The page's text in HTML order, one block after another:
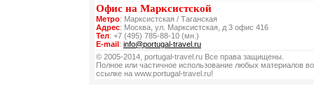
Офис на Марксистской
Метро: Марксистская / Таганская
Адрес: Москва, ул. Марксистская, д 3 офис 416
Тел: +7 (495) 785-88-10 (мн.)
E-mail: info@portugal-travel.ru
© 2005-2014, portugal-travel.ru Все права защищены.
Полное или частичное использование любых материалов
ссылке на www.portugal-travel.ru!